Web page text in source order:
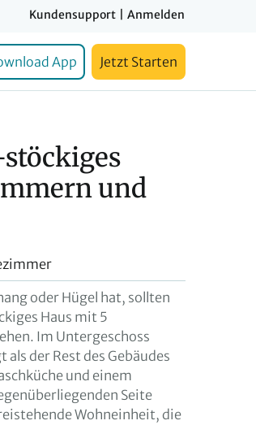
Kundensupport Anmelden
App Jetzt Starten
und
oder Hügel hat, sollten
Haus mit 5
Im Untergeschoss
der Rest des Gebäudes
und einem
Seite
Wohneinheit, die